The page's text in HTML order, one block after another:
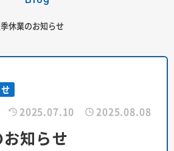
休業のお知らせ
2025.07.10 2025.08.08
知らせ